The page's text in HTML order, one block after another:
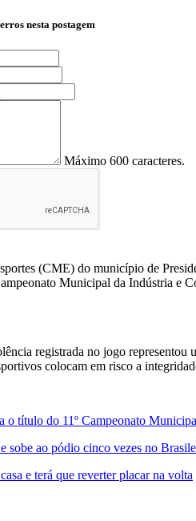
nesta postagem
Máximo 600 caracteres.
(CME) do município de
Municipal da Indústria e
registrada no jogo
colocam em risco a
o título do 11º Campeonato
sobe ao pódio cinco vezes no
e terá que reverter placar na volta